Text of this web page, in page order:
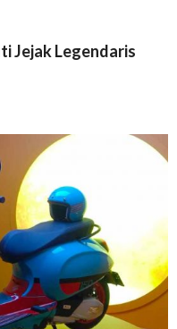
Jejak Legendaris